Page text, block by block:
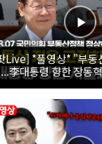
Live] *풀영상* "부동
李대통령 향한 장동
국민의힘 부동산
회 전체회의